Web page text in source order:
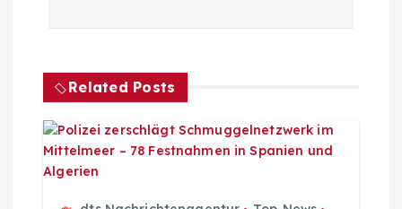
g
s
n
Related Posts